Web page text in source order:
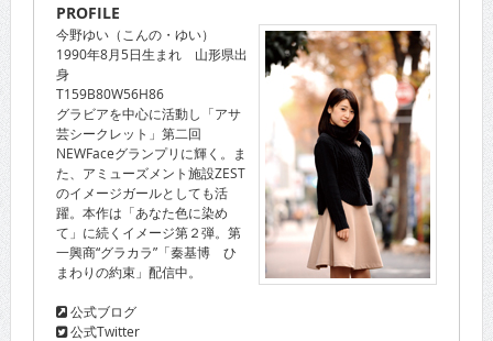
PROFILE
今野ゆい（こんの・ゆい）
1990年8月5日生まれ 山形県出
身
T159B80W56H86
グラビアを中心に活動し「アサ
芸シークレット」第二回
NEWFaceグランプリに輝く。ま
た、アミューズメント施設ZEST
のイメージガールとしても活
躍。本作は「あなた色に染め
て」に続くイメージ第２弾。第
一興商“グラカラ”「秦基博 ひ
まわりの約束」配信中。
公式ブログ
公式Twitter